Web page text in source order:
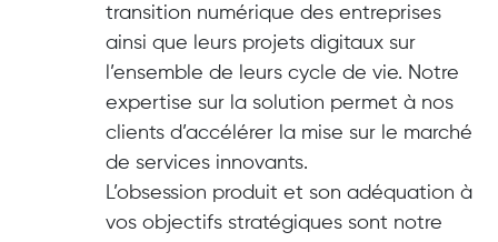
transition numérique des entreprises
ainsi que leurs projets digitaux sur
l’ensemble de leurs cycle de vie. Notre
expertise sur la solution permet à nos
clients d’accélérer la mise sur le marché
de services innovants.
L’obsession produit et son adéquation à
vos objectifs stratégiques sont notre